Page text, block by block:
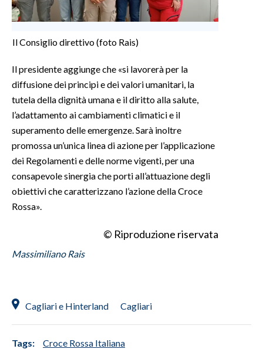
Il Consiglio direttivo (foto Rais)
Il presidente aggiunge che «si lavorerà per la
diffusione dei principi e dei valori umanitari, la
tutela della dignità umana e il diritto alla salute,
l’adattamento ai cambiamenti climatici e il
superamento delle emergenze. Sarà inoltre
promossa un’unica linea di azione per l’applicazione
dei Regolamenti e delle norme vigenti, per una
consapevole sinergia che porti all’attuazione degli
obiettivi che caratterizzano l’azione della Croce
Rossa».
© Riproduzione riservata
Massimiliano Rais
Cagliari e Hinterland Cagliari
Tags: Croce Rossa Italiana